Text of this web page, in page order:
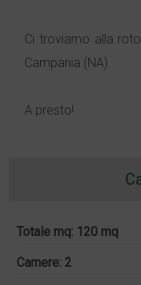
Ci troviamo alla
Campania (NA)
A presto!
Totale mq: 120 mq
Camere: 2